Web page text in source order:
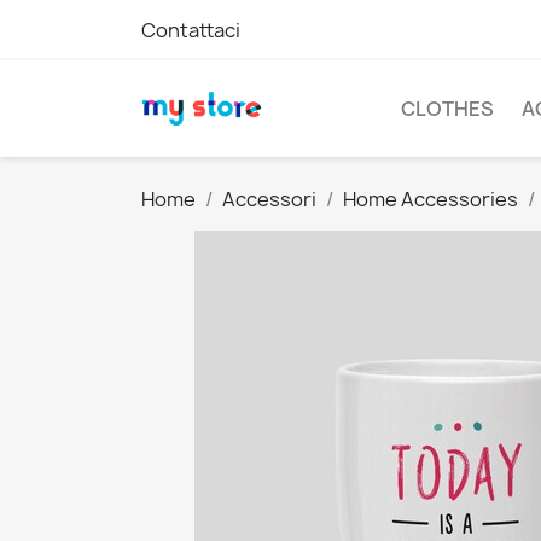
Contattaci
CLOTHES
Home Accessori Home Accessories